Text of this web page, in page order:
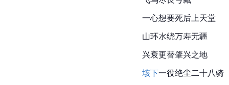
一心想要死后上天堂
山环水绕万寿无疆
兴衰更替肇兴之地
垓下一役绝尘二十八骑